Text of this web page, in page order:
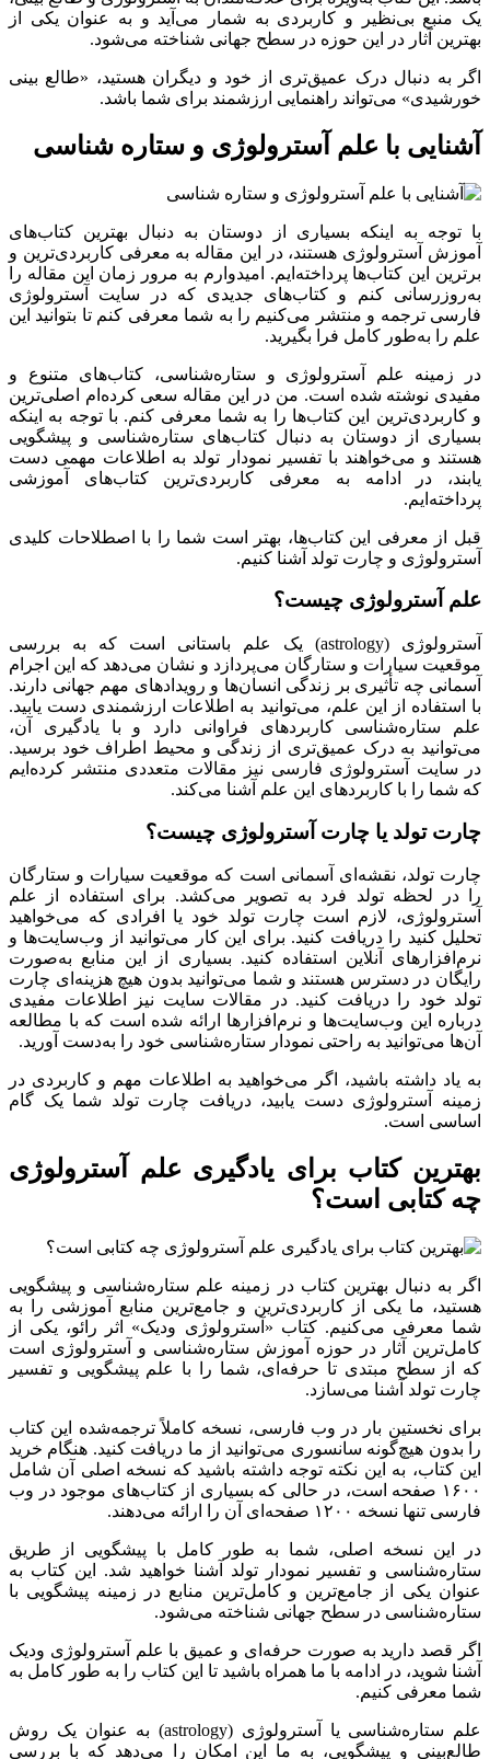
یک منبع بی‌نظیر و کاربردی به شمار می‌آید و به عنوان یکی از
بهترین آثار در این حوزه در سطح جهانی شناخته می‌شود.
اگر به دنبال درک عمیق‌تری از خود و دیگران هستید، «طالع بینی
خورشیدی» می‌تواند راهنمایی ارزشمند برای شما باشد.
آشنایی با علم آسترولوژی و ستاره شناسی
با توجه به اینکه بسیاری از دوستان به دنبال بهترین کتاب‌های
آموزش آسترولوژی هستند، در این مقاله به معرفی کاربردی‌ترین و
برترین این کتاب‌ها پرداخته‌ایم. امیدوارم به مرور زمان این مقاله را
به‌روزرسانی کنم و کتاب‌های جدیدی که در سایت آسترولوژی
فارسی ترجمه و منتشر می‌کنیم را به شما معرفی کنم تا بتوانید این
علم را به‌طور کامل فرا بگیرید.
در زمینه علم آسترولوژی و ستاره‌شناسی، کتاب‌های متنوع و
مفیدی نوشته شده است. من در این مقاله سعی کرده‌ام اصلی‌ترین
و کاربردی‌ترین این کتاب‌ها را به شما معرفی کنم. با توجه به اینکه
بسیاری از دوستان به دنبال کتاب‌های ستاره‌شناسی و پیشگویی
هستند و می‌خواهند با تفسیر نمودار تولد به اطلاعات مهمی دست
یابند، در ادامه به معرفی کاربردی‌ترین کتاب‌های آموزشی
پرداخته‌ایم.
قبل از معرفی این کتاب‌ها، بهتر است شما را با اصطلاحات کلیدی
آسترولوژی و چارت تولد آشنا کنیم.
علم آسترولوژی چیست؟
آسترولوژی (astrology) یک علم باستانی است که به بررسی
موقعیت سیارات و ستارگان می‌پردازد و نشان می‌دهد که این اجرام
آسمانی چه تأثیری بر زندگی انسان‌ها و رویدادهای مهم جهانی دارند.
با استفاده از این علم، می‌توانید به اطلاعات ارزشمندی دست یابید.
علم ستاره‌شناسی کاربردهای فراوانی دارد و با یادگیری آن،
می‌توانید به درک عمیق‌تری از زندگی و محیط اطراف خود برسید.
در سایت آسترولوژی فارسی نیز مقالات متعددی منتشر کرده‌ایم
که شما را با کاربردهای این علم آشنا می‌کند.
چارت تولد یا چارت آسترولوژی چیست؟
چارت تولد، نقشه‌ای آسمانی است که موقعیت سیارات و ستارگان
را در لحظه تولد فرد به تصویر می‌کشد. برای استفاده از علم
آسترولوژی، لازم است چارت تولد خود یا افرادی که می‌خواهید
تحلیل کنید را دریافت کنید. برای این کار می‌توانید از وب‌سایت‌ها و
نرم‌افزارهای آنلاین استفاده کنید. بسیاری از این منابع به‌صورت
رایگان در دسترس هستند و شما می‌توانید بدون هیچ هزینه‌ای چارت
تولد خود را دریافت کنید. در مقالات سایت نیز اطلاعات مفیدی
درباره این وب‌سایت‌ها و نرم‌افزارها ارائه شده است که با مطالعه
آن‌ها می‌توانید به راحتی نمودار ستاره‌شناسی خود را به‌دست آورید.
به یاد داشته باشید، اگر می‌خواهید به اطلاعات مهم و کاربردی در
زمینه آسترولوژی دست یابید، دریافت چارت تولد شما یک گام
اساسی است.
بهترین کتاب برای یادگیری علم آسترولوژی
چه کتابی است؟
اگر به دنبال بهترین کتاب در زمینه علم ستاره‌شناسی و پیشگویی
هستید، ما یکی از کاربردی‌ترین و جامع‌ترین منابع آموزشی را به
شما معرفی می‌کنیم. کتاب «آسترولوژی ودیک» اثر رائو، یکی از
کامل‌ترین آثار در حوزه آموزش ستاره‌شناسی و آسترولوژی است
که از سطح مبتدی تا حرفه‌ای، شما را با علم پیشگویی و تفسیر
چارت تولد آشنا می‌سازد.
برای نخستین بار در وب فارسی، نسخه کاملاً ترجمه‌شده این کتاب
را بدون هیچ‌گونه سانسوری می‌توانید از ما دریافت کنید. هنگام خرید
این کتاب، به این نکته توجه داشته باشید که نسخه اصلی آن شامل
۱۶۰۰ صفحه است، در حالی که بسیاری از کتاب‌های موجود در وب
فارسی تنها نسخه ۱۲۰۰ صفحه‌ای آن را ارائه می‌دهند.
در این نسخه اصلی، شما به طور کامل با پیشگویی از طریق
ستاره‌شناسی و تفسیر نمودار تولد آشنا خواهید شد. این کتاب به
عنوان یکی از جامع‌ترین و کامل‌ترین منابع در زمینه پیشگویی با
ستاره‌شناسی در سطح جهانی شناخته می‌شود.
اگر قصد دارید به صورت حرفه‌ای و عمیق با علم آسترولوژی ودیک
آشنا شوید، در ادامه با ما همراه باشید تا این کتاب را به طور کامل به
شما معرفی کنیم.
علم ستاره‌شناسی یا آسترولوژی (astrology) به عنوان یک روش
طالع‌بینی و پیشگویی، به ما این امکان را می‌دهد که با بررسی